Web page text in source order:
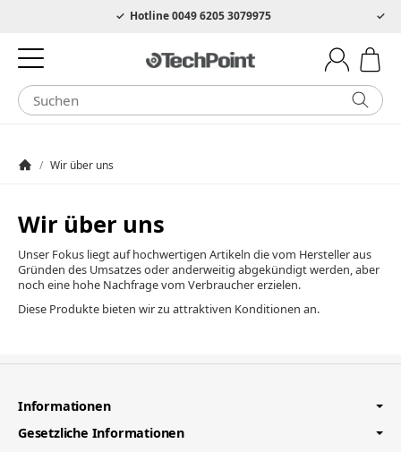
Hotline 0049 6205 3079975 Markenqualität - zum Schnäppchenpreis
/ Wir über uns
Wir über uns
Unser Fokus liegt auf hochwertigen Artikeln die vom Hersteller aus
Gründen des Umsatzes oder anderweitig abgekündigt werden, aber
noch eine hohe Nachfrage vom Verbraucher erzielen.
Diese Produkte bieten wir zu attraktiven Konditionen an.
Informationen
Gesetzliche Informationen